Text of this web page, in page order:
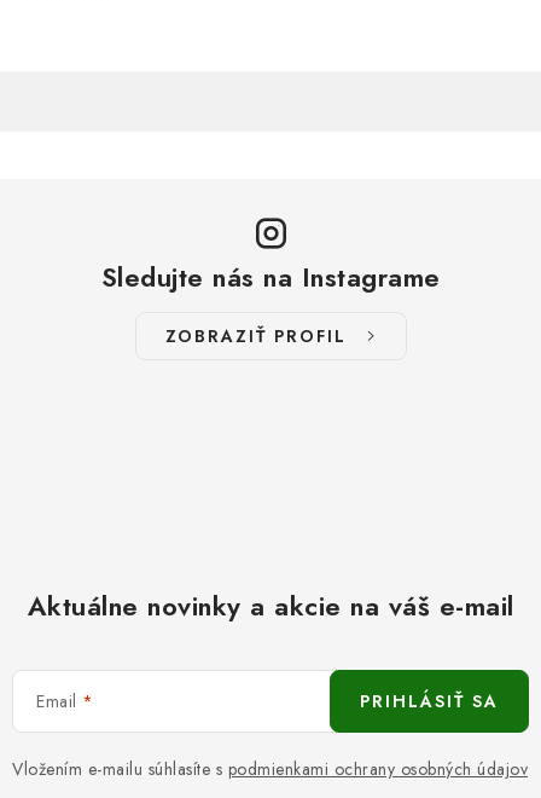
Sledujte nás na Instagrame
ZOBRAZIŤ PROFIL
Aktuálne novinky a akcie na váš e-mail
Email
Vložením e-mailu súhlasíte s podmienkami ochrany osobných údajov
PRIHLÁSIŤ SA